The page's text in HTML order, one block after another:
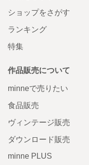
ショップをさがす
ランキング
特集
作品販売について
minneで売りたい
食品販売
ヴィンテージ販売
ダウンロード販売
minne PLUS